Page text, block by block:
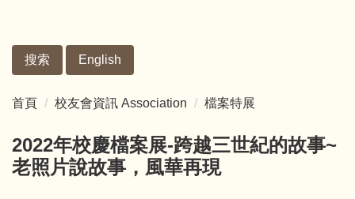
搜索 English
首頁 校友會資訊 Association 檔案特展
2022年校慶檔案展-跨越三世紀的故事~
老照片說故事，風華再現